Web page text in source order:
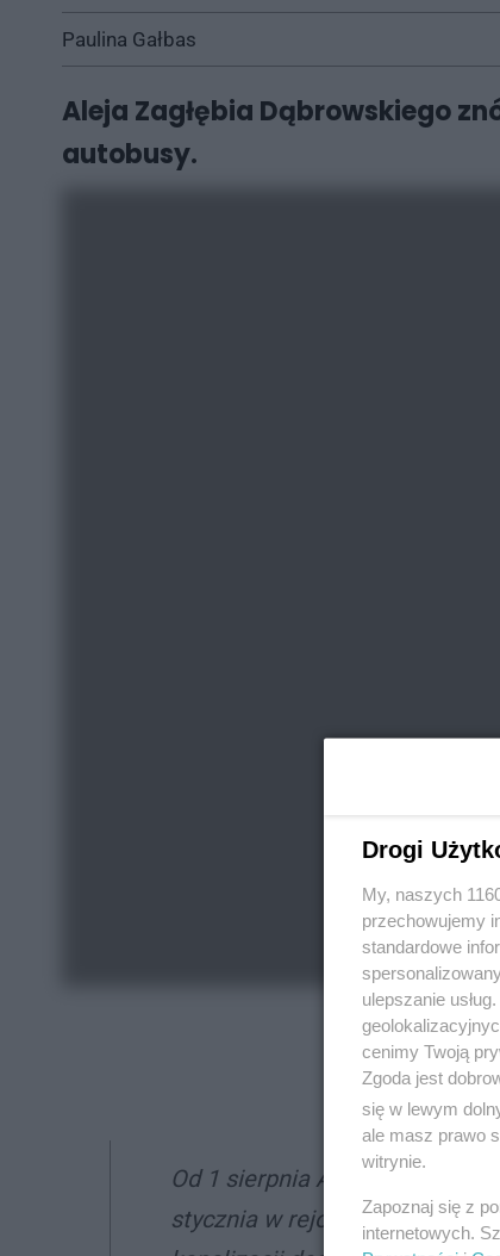
Paulina Gałbas
Aleja Zagłębia Dąbrowskiego
autobusy.
Od 1 sierpnia Aleja Zagłębia
stycznia w rejonie stacji PKP
Drogi
My, naszych
przechowujemy
standardowe
ulepszanie
cenimy Twoją
Zgoda jest
się w lewym
ale masz prawo
witrynie.
Zapoznaj się z
internetowych.